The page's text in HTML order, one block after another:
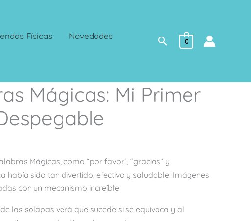
Físicas
Novedades
Buscar
0
Mágicas: Mi Primer
Mágicas, como “por favor”, “gracias” y
había sido tan divertido, efectivo y saludable! Imágenes
con un mecanismo increíble.
las solapas verá que sucede si se equivoca y al